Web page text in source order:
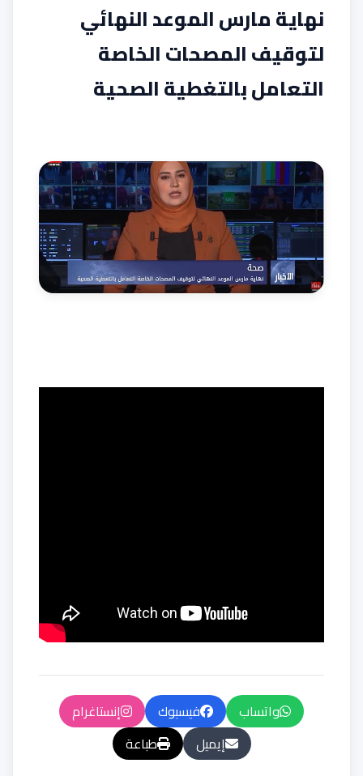
نهاية مارس الموعد النهائي
لتوقيف المصحات الخاصة
التعامل بالتغطية الصحية
واتساب فيسبوك
إنستاغرام
إيميل
طباعة